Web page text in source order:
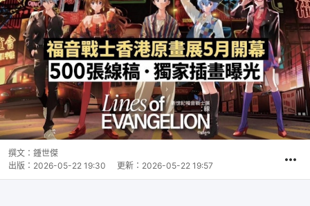
撰文： 鍾世傑
出版： 2026-05-22 19:30 更新： 2026-05-22 19:57